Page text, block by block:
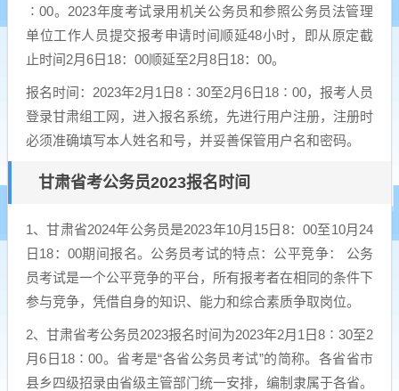
∶00。2023年度考试录用机关公务员和参照公务员法管理
单位工作人员提交报考申请时间顺延48小时，即从原定截
止时间2月6日18：00顺延至2月8日18：00。
报名时间：2023年2月1日8∶30至2月6日18∶00，报考人员
登录甘肃组工网，进入报名系统，先进行用户注册，注册时
必须准确填写本人姓名和号，并妥善保管用户名和密码。
甘肃省考公务员2023报名时间
1、甘肃省2024年公务员是2023年10月15日8：00至10月24
日18：00期间报名。公务员考试的特点：公平竞争： 公务
员考试是一个公平竞争的平台，所有报考者在相同的条件下
参与竞争，凭借自身的知识、能力和综合素质争取岗位。
2、甘肃省考公务员2023报名时间为2023年2月1日8∶30至2
月6日18∶00。省考是“各省公务员考试”的简称。各省省市
县乡四级招录由省级主管部门统一安排，编制隶属于各省。